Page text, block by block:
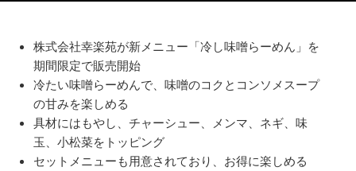
株式会社幸楽苑が新メニュー「冷し味噌らーめん」を
期間限定で販売開始
冷たい味噌らーめんで、味噌のコクとコンソメスープ
の甘みを楽しめる
具材にはもやし、チャーシュー、メンマ、ネギ、味
玉、小松菜をトッピング
セットメニューも用意されており、お得に楽しめる